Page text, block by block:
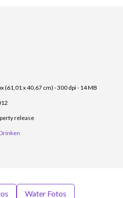
(61,01 x 40,67 cm) - 300 dpi - 14 MB
release
Water Fotos